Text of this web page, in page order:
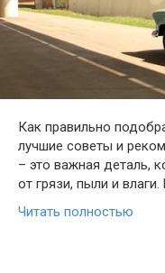
Как правильно
лучшие советы и
– это важная деталь,
от грязи, пыли и влаги.
Читать полностью